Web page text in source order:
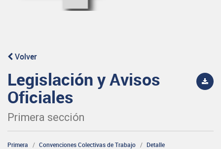
Volver
Legislación y Avisos
Oficiales
Primera sección
Primera Convenciones Colectivas de Trabajo Detalle